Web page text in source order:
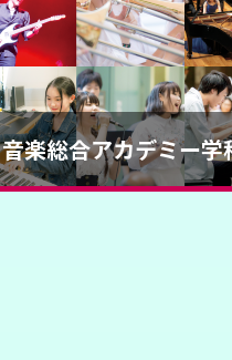
音楽総合アカデミー学